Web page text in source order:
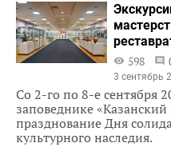
598
3 сентябрь
Со 2-го по 8-е сентября
заповеднике
празднование Дня
культурного наследия.